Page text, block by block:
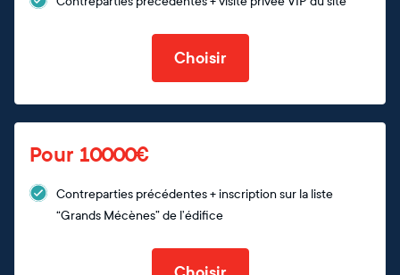
Choisir
Pour 10000€
Contreparties précédentes + inscription sur la liste
“Grands Mécènes” de l’édifice